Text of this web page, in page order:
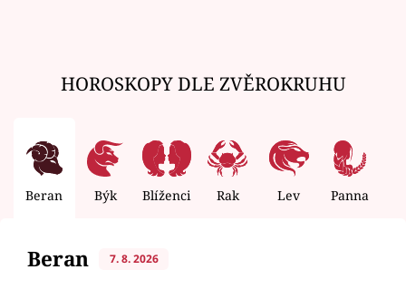
HOROSKOPY DLE ZVĚROKRUHU
Beran Býk Blíženci Rak Lev Panna
Beran 7. 8. 2026